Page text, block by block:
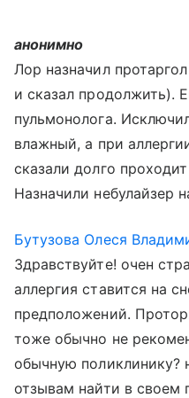
анонимно
Лор назначил
и сказал продолжить).
пульмонолога.
влажный, а при
сказали долго
Назначили небулайзер
Бутузова Олеся
Здравствуйте! очен
аллергия ставится на
предположений.
тоже обычно не
обычную поликлинику?
отзывам найти в своем